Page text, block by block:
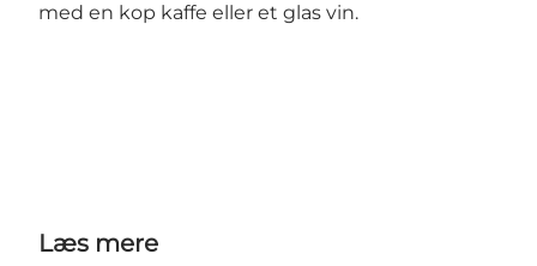
med en kop kaffe eller et glas vin.
Læs mere